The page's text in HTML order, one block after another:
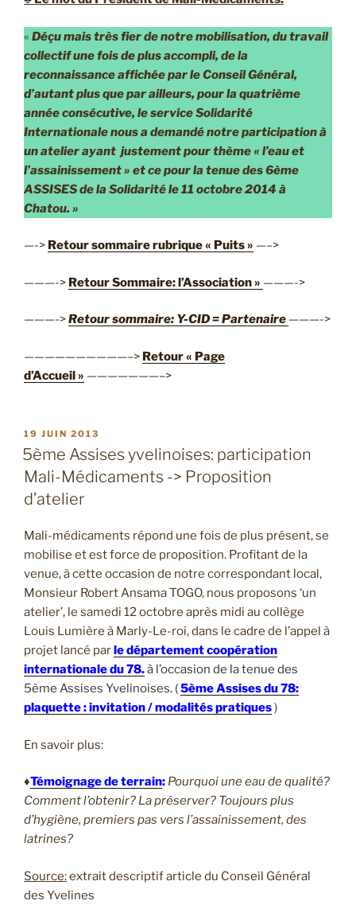
« Déçu mais très fier de notre mobilisation, du travail
collectif une fois de plus accompli, de la
reconnaissance affichée par le Conseil Général,
d’autant plus que par ailleurs, pour la quatrième
année consécutive, le service Solidarité
Internationale nous a demandé notre participation à
un atelier ayant justement pour thème « l’eau et
l’assainissement » et ce pour la tenue des 6ème
ASSISES de la Solidarité le 11 octobre 2014 à
Chatou. »
—-> Retour sommaire rubrique « Puits » —–>
———-> Retour Sommaire: l’Association » ———->
———->Retour sommaire: Y-CID = Partenaire ———->
——————————–> Retour « Page
d’Accueil » ———————–>
PUBLIÉ
LE
19 JUIN 2013
5ème Assises yvelinoises: participation
Mali-Médicaments -> Proposition
d’atelier
Mali-médicaments répond une fois de plus présent, se
mobilise et est force de proposition. Profitant de la
venue, à cette occasion de notre correspondant local,
Monsieur Robert Ansama TOGO, nous proposons ‘un
atelier’, le samedi 12 octobre après midi au collège
Louis Lumière à Marly-Le-roi, dans le cadre de l’appel à
projet lancé parle département coopération
internationale du 78.à l’occasion de la tenue des
5ème Assises Yvelinoises. (5ème Assises du 78:
plaquette : invitation / modalités pratiques)
En savoir plus:
♦Témoignage de terrain: Pourquoi une eau de qualité?
Comment l’obtenir? La préserver? Toujours plus
d’hygiène, premiers pas vers l’assainissement, des
latrines?
Source:extrait descriptif article du Conseil Général
des Yvelines